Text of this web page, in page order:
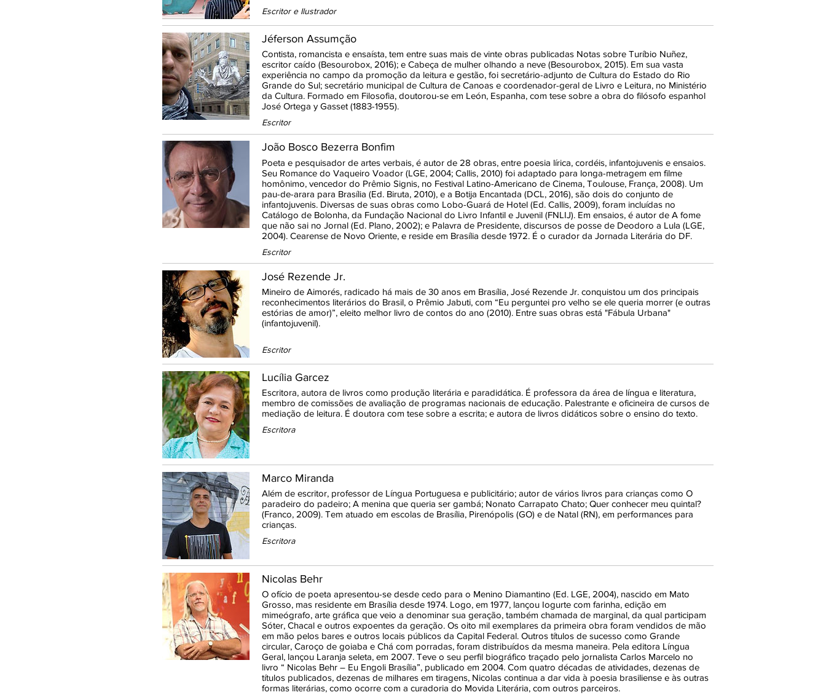
Escritor e Ilustrador
Jéferson Assumção
Contista, romancista e ensaísta, tem entre suas mais de vinte obras publicadas Notas sobre Turíbio Nuñez,
escritor caído (Besourobox, 2016); e Cabeça de mulher olhando a neve (Besourobox, 2015). Em sua vasta
experiência no campo da promoção da leitura e gestão, foi secretário-adjunto de Cultura do Estado do Rio
Grande do Sul; secretário municipal de Cultura de Canoas e coordenador-geral de Livro e Leitura, no Ministério
da Cultura. Formado em Filosofia, doutorou-se em León, Espanha, com tese sobre a obra do filósofo espanhol
José Ortega y Gasset (1883-1955).
Escritor
João Bosco Bezerra Bonfim
Poeta e pesquisador de artes verbais, é autor de 28 obras, entre poesia lírica, cordéis, infantojuvenis e ensaios.
Seu Romance do Vaqueiro Voador (LGE, 2004; Callis, 2010) foi adaptado para longa-metragem em filme
homônimo, vencedor do Prêmio Signis, no Festival Latino-Americano de Cinema, Toulouse, França, 2008). Um
pau-de-arara para Brasília (Ed. Biruta, 2010), e a Botija Encantada (DCL, 2016), são dois do conjunto de
infantojuvenis. Diversas de suas obras como Lobo-Guará de Hotel (Ed. Callis, 2009), foram incluídas no
Catálogo de Bolonha, da Fundação Nacional do Livro Infantil e Juvenil (FNLIJ). Em ensaios, é autor de A fome
que não sai no Jornal (Ed. Plano, 2002); e Palavra de Presidente, discursos de posse de Deodoro a Lula (LGE,
2004). Cearense de Novo Oriente, e reside em Brasília desde 1972. É o curador da Jornada Literária do DF.
Escritor
José Rezende Jr.
Mineiro de Aimorés, radicado há mais de 30 anos em Brasília, José Rezende Jr. conquistou um dos principais
reconhecimentos literários do Brasil, o Prêmio Jabuti, com “Eu perguntei pro velho se ele queria morrer (e outras
estórias de amor)”, eleito melhor livro de contos do ano (2010). Entre suas obras está "Fábula Urbana"
(infantojuvenil).
Escritor
Lucília Garcez
Escritora, autora de livros como produção literária e paradidática. É professora da área de língua e literatura,
membro de comissões de avaliação de programas nacionais de educação. Palestrante e oficineira de cursos de
mediação de leitura. É doutora com tese sobre a escrita; e autora de livros didáticos sobre o ensino do texto.
Escritora
Marco Miranda
Além de escritor, professor de Língua Portuguesa e publicitário; autor de vários livros para crianças como O
paradeiro do padeiro; A menina que queria ser gambá; Nonato Carrapato Chato; Quer conhecer meu quintal?
(Franco, 2009). Tem atuado em escolas de Brasília, Pirenópolis (GO) e de Natal (RN), em performances para
crianças.
Escritora
Nicolas Behr
O ofício de poeta apresentou-se desde cedo para o Menino Diamantino (Ed. LGE, 2004), nascido em Mato
Grosso, mas residente em Brasília desde 1974. Logo, em 1977, lançou Iogurte com farinha, edição em
mimeógrafo, arte gráfica que veio a denominar sua geração, também chamada de marginal, da qual participam
Sóter, Chacal e outros expoentes da geração. Os oito mil exemplares da primeira obra foram vendidos de mão
em mão pelos bares e outros locais públicos da Capital Federal. Outros títulos de sucesso como Grande
circular, Caroço de goiaba e Chá com porradas, foram distribuídos da mesma maneira. Pela editora Língua
Geral, lançou Laranja seleta, em 2007. Teve o seu perfil biográfico traçado pelo jornalista Carlos Marcelo no
livro “ Nicolas Behr – Eu Engoli Brasília”, publicado em 2004. Com quatro décadas de atividades, dezenas de
títulos publicados, dezenas de milhares em tiragens, Nicolas continua a dar vida à poesia brasiliense e às outras
formas literárias, como ocorre com a curadoria do Movida Literária, com outros parceiros.